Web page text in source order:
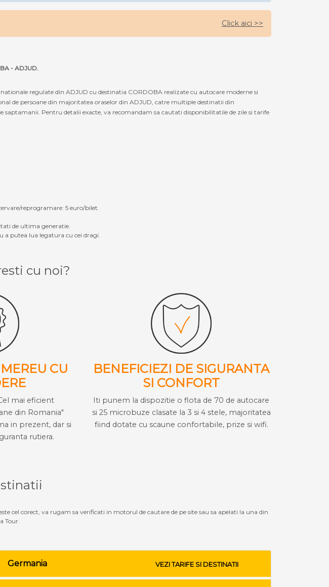
Click aici >>
- ADJUD.
regulate din ADJUD cu destinatia CORDOBA realizate cu autocare moderne si
de persoane din majoritatea oraselor din ADJUD, catre multiple destinatii din
Pentru detalii exacte, va recomandam sa cautati disponibilitatile de zile si tarife
reprogramare: 5 euro/bilet.
de ultima generatie.
a putea lua legatura cu cei dragi.
cu noi?
CU
mai eficient
din Romania"
in prezent, dar si
rutiera.
BENEFICIEZI DE SIGURANTA
SI CONFORT
Iti punem la dispozitie o flota de 70 de autocare
si 25 microbuze clasate la 3 si 4 stele, majoritatea
fiind dotate cu scaune confortabile, prize si wifi.
cel corect, va rugam sa verificati in motorul de cautare de pe site sau sa apelati la una din
Tour.
Germania VEZI TARIFE SI DESTINATII